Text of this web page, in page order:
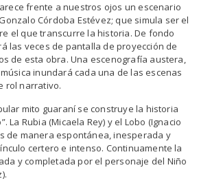
frente a nuestros ojos un escenario
Córdoba Estévez; que simula ser el
el que transcurre la historia. De fondo
las veces de pantalla de proyección de
de esta obra. Una escenografía austera,
inundará cada una de las escenas
rol narrativo.
mito guaraní se construye la historia
La Rubia (Micaela Rey) y el Lobo (Ignacio
de manera espontánea, inesperada y
certero e intenso. Continuamente la
y completada por el personaje del Niño